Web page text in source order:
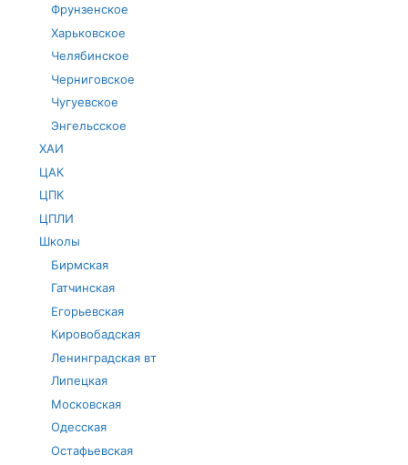
Фрунзенское
Харьковское
Челябинское
Черниговское
Чугуевское
Энгельсское
ХАИ
ЦАК
ЦПК
ЦПЛИ
Школы
Бирмская
Гатчинская
Егорьевская
Кировобадская
Ленинградская вт
Липецкая
Московская
Одесская
Остафьевская